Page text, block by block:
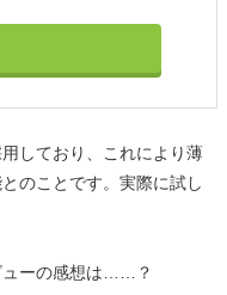
しており、これにより薄
のことです。実際に試し
ューの感想は……？